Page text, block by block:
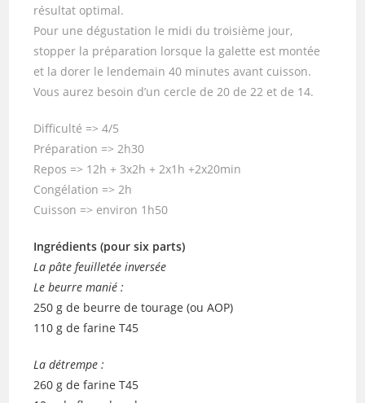
résultat optimal.
Pour une dégustation le midi du troisième jour,
stopper la préparation lorsque la galette est montée
et la dorer le lendemain 40 minutes avant cuisson.
Vous aurez besoin d’un cercle de 20 de 22 et de 14.
Difficulté => 4/5
Préparation => 2h30
Repos => 12h + 3x2h + 2x1h +2x20min
Congélation => 2h
Cuisson => environ 1h50
Ingrédients (pour six parts)
La pâte feuilletée inversée
Le beurre manié :
250 g de beurre de tourage (ou AOP)
110 g de farine T45
La détrempe :
260 g de farine T45